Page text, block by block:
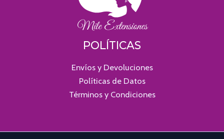
POLÍTICAS
Envíos y Devoluciones
Políticas de Datos
Términos y Condiciones